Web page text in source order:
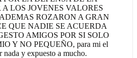
LOS JOVENES VALORES
ROZARON A GRAN
QUE NADIE SE ACUERDA
AMIGOS POR SI SOLO
Y NO PEQUEÑO, para mi el
nada y expuesto a mucho.